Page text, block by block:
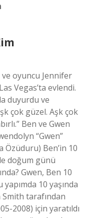
ve oyuncu Jennifer
Vegas’ta evlendi.
duyurdu ve
çok güzel. Aşk çok
Ben ve Gwen
“Gwen”
Özüduru) Ben’in 10
doğum günü
Gwen, Ben 10
10 yaşında
tarafından
2008) için yaratıldı